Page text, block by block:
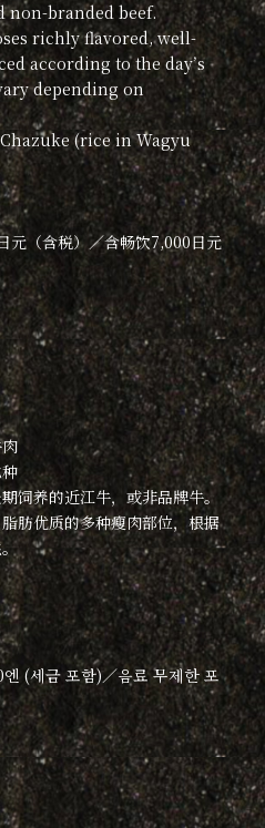
non-branded beef.
richly flavored, well-
according to the day’s
depending on
(rice in Wagyu
元（含税）／含畅饮7,000日元
饲养的近江牛，或非品牌牛。
肪优质的多种瘦肉部位，根据
(세금 포함)／음료 무제한 포